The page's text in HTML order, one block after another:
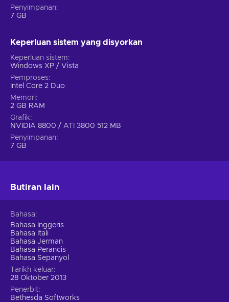
Penyimpanan
7 GB
Keperluan sistem yang disyorkan
Keperluan sistem
Windows XP / Vista
Pemproses
Intel Core 2 Duo
Memori
2 GB RAM
Grafik
NVIDIA 8800 / ATI 3800 512 MB
Penyimpanan
7 GB
Butiran lain
Bahasa
Bahasa Inggeris
Bahasa Itali
Bahasa Jerman
Bahasa Perancis
Bahasa Sepanyol
Tarikh keluar
28 Oktober 2013
Penerbit
Bethesda Softworks